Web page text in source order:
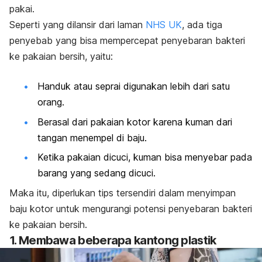
pakai.
Seperti yang dilansir dari laman NHS UK, ada tiga
penyebab yang bisa mempercepat penyebaran bakteri
ke pakaian bersih, yaitu:
Handuk atau seprai digunakan lebih dari satu
orang.
Berasal dari pakaian kotor karena kuman dari
tangan menempel di baju.
Ketika pakaian dicuci, kuman bisa menyebar pada
barang yang sedang dicuci.
Maka itu, diperlukan tips tersendiri dalam menyimpan
baju kotor untuk mengurangi potensi penyebaran bakteri
ke pakaian bersih.
1. Membawa beberapa kantong plastik